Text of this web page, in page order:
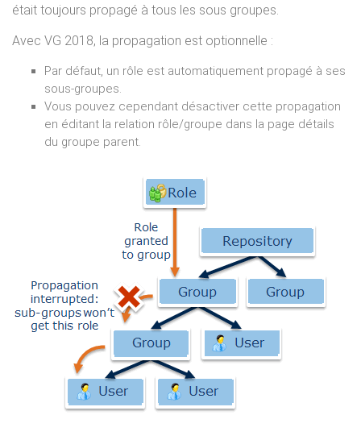
était toujours propagé à tous les sous groupes.
Avec VG 2018, la propagation est optionnelle :
Par défaut, un rôle est automatiquement propagé à ses
sous-groupes.
Vous pouvez cependant désactiver cette propagation
en éditant la relation rôle/groupe dans la page détails
du groupe parent.